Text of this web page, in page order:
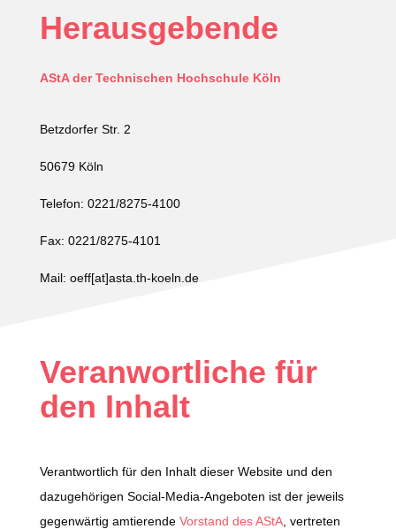
Herausgebende
AStA der Technischen Hochschule Köln
Betzdorfer Str. 2
50679 Köln
Telefon: 0221/8275-4100
Fax: 0221/8275-4101
Mail: oeff[at]asta.th-koeln.de
Veranwortliche für
den Inhalt
Verantwortlich für den Inhalt dieser Website und den
dazugehörigen Social-Media-Angeboten ist der jeweils
gegenwärtig amtierende Vorstand des AStA, vertreten